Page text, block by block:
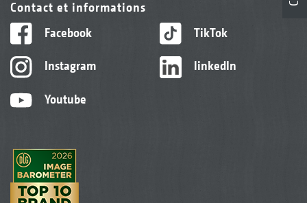
Contact et informations
Facebook
Instagram
Youtube
TikTok
linkedIn